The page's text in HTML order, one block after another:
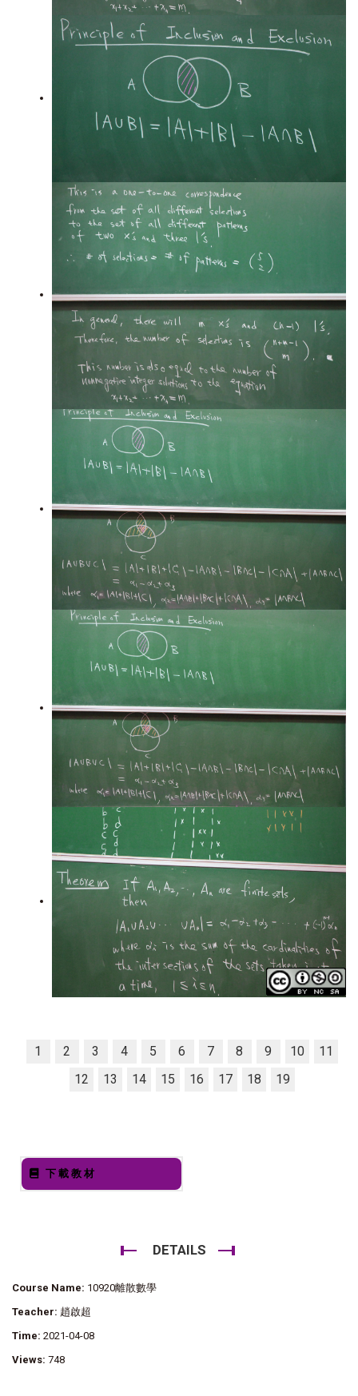
1 2 3 4 5 6 7 8 9 10
11
12
13 14 15 16 17 18 19
下載教材
DETAILS
Course Name: 10920離散數學
Teacher: 趙啟超
Time: 2021-04-08
Views: 748